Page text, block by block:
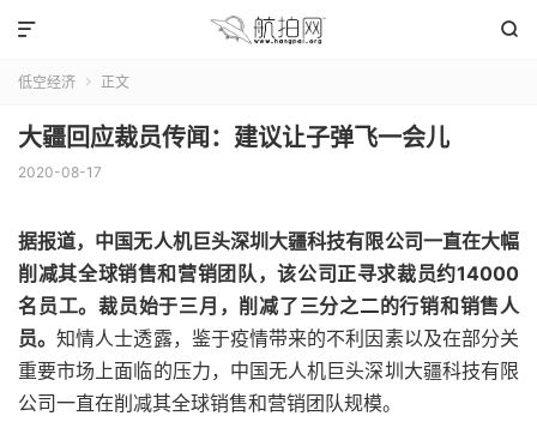


低空经济  正文
大疆回应裁员传闻：建议让子弹飞一会儿
2020-08-17
据报道，中国无人机巨头深圳大疆科技有限公司一直在大幅
削减其全球销售和营销团队，该公司正寻求裁员约14000
名员工。裁员始于三月，削减了三分之二的行销和销售人
员。知情人士透露，鉴于疫情带来的不利因素以及在部分关
重要市场上面临的压力，中国无人机巨头深圳大疆科技有限
公司一直在削减其全球销售和营销团队规模。